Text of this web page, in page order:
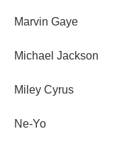
Marvin Gaye
Michael Jackson
Miley Cyrus
Ne-Yo